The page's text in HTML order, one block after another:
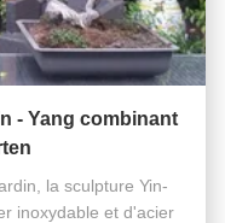
- Yang combinant
la sculpture Yin-
inoxydable et d'acier